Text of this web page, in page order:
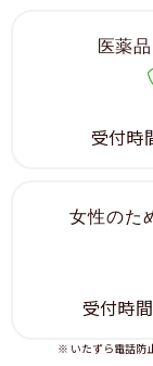
医薬
受付時
女性のた
受付時
※ いたずら電話防